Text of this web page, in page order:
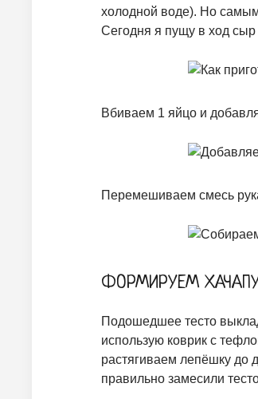
холодной воде). Но самым
Сегодня я пущу в ход сыр
Вбиваем 1 яйцо и
Перемешиваем смесь
ФОРМИРУЕМ
Подошедшее тесто
использую коврик с
растягиваем лепёшку до
правильно замесили